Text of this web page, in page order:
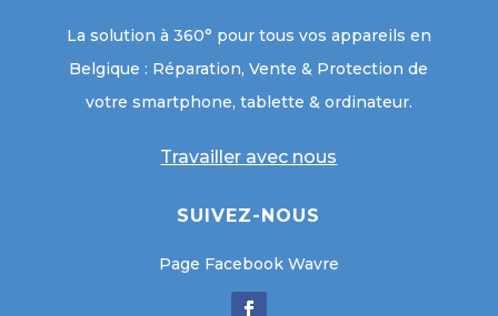
La solution à 360° pour tous vos appareils en
Belgique : Réparation, Vente & Protection de
votre smartphone, tablette & ordinateur.
Travailler avec nous
SUIVEZ-NOUS
Page Facebook Wavre